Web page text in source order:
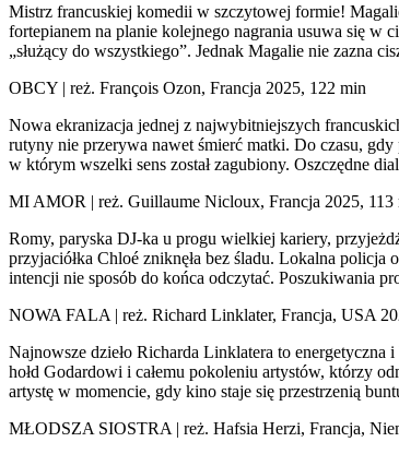
Mistrz francuskiej komedii w szczytowej formie!
fortepianem na planie kolejnego nagrania usuwa się w
„służący do wszystkiego”. Jednak Magalie nie zazna
OBCY | reż. François Ozon, Francja 2025, 122 min
Nowa ekranizacja jednej z najwybitniejszych
rutyny nie przerywa nawet śmierć matki. Do czasu,
w którym wszelki sens został zagubiony. Oszczędne
MI AMOR | reż. Guillaume Nicloux, Francja 2025, 113
Romy, paryska DJ-ka u progu wielkiej kariery,
przyjaciółka Chloé zniknęła bez śladu. Lokalna
intencji nie sposób do końca odczytać. Poszukiwania
NOWA FALA | reż. Richard Linklater, Francja, USA
Najnowsze dzieło Richarda Linklatera to
hołd Godardowi i całemu pokoleniu artystów, którzy
artystę w momencie, gdy kino staje się przestrzenią
MŁODSZA SIOSTRA | reż. Hafsia Herzi, Francja,